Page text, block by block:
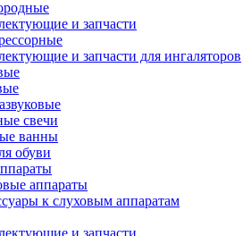
и запчасти
и запчасти для ингаляторов
свечи
ванны
обуви
аппараты
к слуховым аппаратам
и запчасти